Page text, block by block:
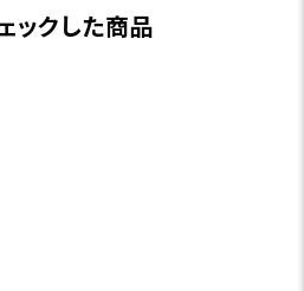
ックした商品